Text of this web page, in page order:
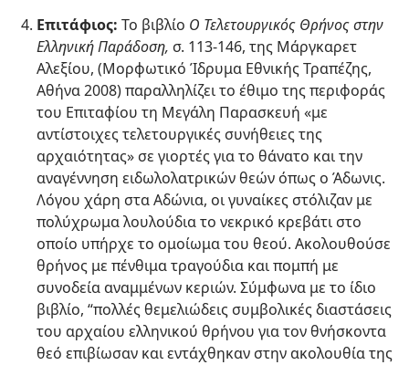
Επιτάφιος: Το βιβλίο Ο Τελετουργικός Θρήνος στην
Ελληνική Παράδοση, σ. 113-146, της Μάργκαρετ
Αλεξίου, (Μορφωτικό Ίδρυμα Εθνικής Τραπέζης,
Αθήνα 2008) παραλληλίζει το έθιμο της περιφοράς
του Επιταφίου τη Μεγάλη Παρασκευή «με
αντίστοιχες τελετουργικές συνήθειες της
αρχαιότητας» σε γιορτές για το θάνατο και την
αναγέννηση ειδωλολατρικών θεών όπως ο Άδωνις.
Λόγου χάρη στα Αδώνια, οι γυναίκες στόλιζαν με
πολύχρωμα λουλούδια το νεκρικό κρεβάτι στο
οποίο υπήρχε το ομοίωμα του θεού. Ακολουθούσε
θρήνος με πένθιμα τραγούδια και πομπή με
συνοδεία αναμμένων κεριών. Σύμφωνα με το ίδιο
βιβλίο, “πολλές θεμελιώδεις συμβολικές διαστάσεις
του αρχαίου ελληνικού θρήνου για τον θνήσκοντα
θεό επιβίωσαν και εντάχθηκαν στην ακολουθία της